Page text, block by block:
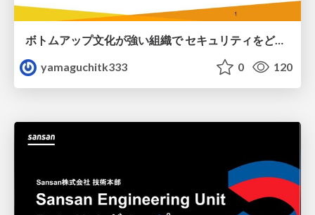
ボトムアップ文化が強い組織で セキュリティをどう根付かせていくかの現在進行形の話 / Making Security Stick in a Bottom-Up Organization
yamaguchitk333
0 120